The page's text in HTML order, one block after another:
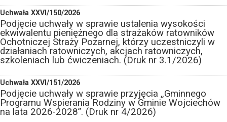
Uchwała XXVI/150/2026
Podjęcie uchwały w sprawie ustalenia wysokości
ekwiwalentu pieniężnego dla strażaków ratowników
Ochotniczej Straży Pożarnej, którzy uczestniczyli w
działaniach ratowniczych, akcjach ratowniczych,
szkoleniach lub ćwiczeniach. (Druk nr 3.1/2026)
Uchwała XXVI/151/2026
Podjęcie uchwały w sprawie przyjęcia „Gminnego
Programu Wspierania Rodziny w Gminie Wojciechów
na lata 2026-2028”. (Druk nr 4/2026)